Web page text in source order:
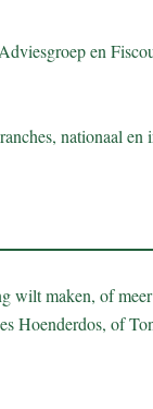
en
nationaal
wilt maken, of
Hoenderdos, of